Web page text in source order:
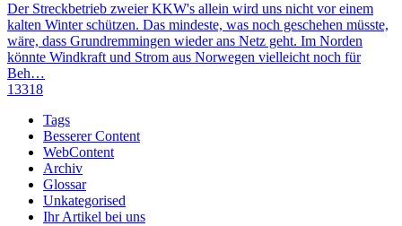
Der Streckbetrieb zweier KKW's allein wird uns nicht vor einem
kalten Winter schützen. Das mindeste, was noch geschehen müsste,
wäre, dass Grundremmingen wieder ans Netz geht. Im Norden
könnte Windkraft und Strom aus Norwegen vielleicht noch für
Beh…
13318
Tags
Besserer Content
WebContent
Archiv
Glossar
Unkategorised
Ihr Artikel bei uns